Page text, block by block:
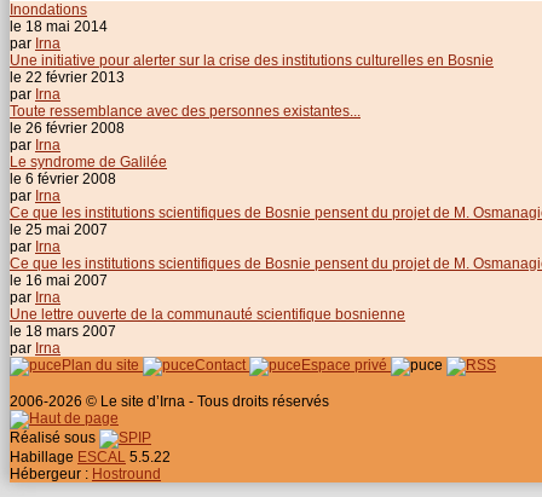
Inondations
le 18 mai 2014
par Irna
Une initiative pour alerter sur la crise des institutions culturelles en Bosnie
le 22 février 2013
par Irna
Toute ressemblance avec des personnes existantes...
le 26 février 2008
par Irna
Le syndrome de Galilée
le 6 février 2008
par Irna
Ce que les institutions scientifiques de Bosnie pensent du projet de M.
le 25 mai 2007
par Irna
Ce que les institutions scientifiques de Bosnie pensent du projet de M.
le 16 mai 2007
par Irna
Une lettre ouverte de la communauté scientifique bosnienne
le 18 mars 2007
par Irna
Plan du site
Contact Espace privé
2006-2026 © Le site d’Irna - Tous droits réservés
Réalisé sous
Habillage ESCAL 5.5.22
Hébergeur : Hostround